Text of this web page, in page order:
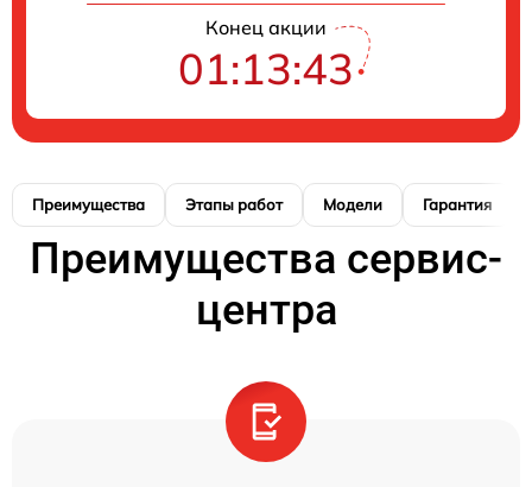
Конец акции
01:13:42
Преимущества Этапы работ Модели Гарантия
Преимущества сервис-
центра